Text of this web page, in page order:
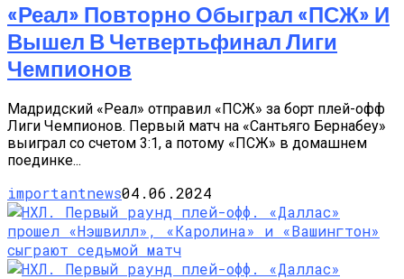
«Реал» Повторно Обыграл «ПСЖ» И
Вышел В Четвертьфинал Лиги
Чемпионов
Мадридский «Реал» отправил «ПСЖ» за борт плей-офф
Лиги Чемпионов. Первый матч на «Сантьяго Бернабеу»
выиграл со счетом 3:1, а потому «ПСЖ» в домашнем
поединке...
importantnews04.06.2024